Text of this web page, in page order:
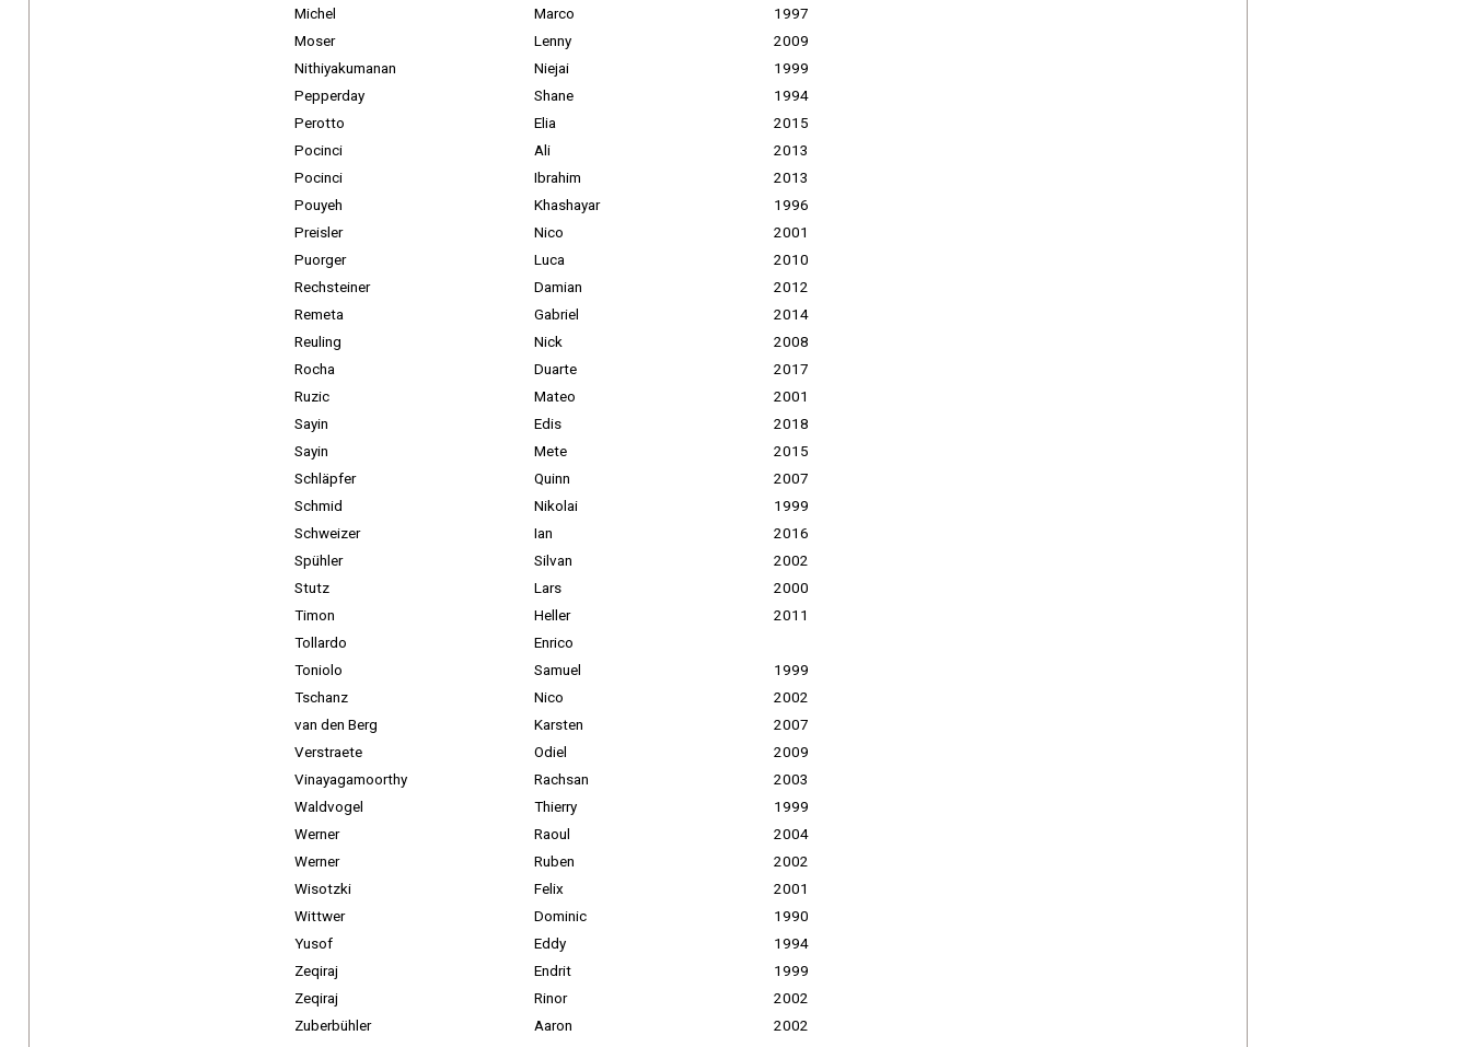
Michel
Marco
1997
Moser
Lenny
2009
Nithiyakumanan
Niejai
1999
Pepperday
Shane
1994
Perotto
Elia
2015
Pocinci
Ali
2013
Pocinci
Ibrahim
2013
Pouyeh
Khashayar
1996
Preisler
Nico
2001
Puorger
Luca
2010
Rechsteiner
Damian
2012
Remeta
Gabriel
2014
Reuling
Nick
2008
Rocha
Duarte
2017
Ruzic
Mateo
2001
Sayin
Edis
2018
Sayin
Mete
2015
Schläpfer
Quinn
2007
Schmid
Nikolai
1999
Schweizer
Ian
2016
Spühler
Silvan
2002
Stutz
Lars
2000
Timon
Heller
2011
Tollardo
Enrico
Toniolo
Samuel
1999
Tschanz
Nico
2002
van den Berg
Karsten
2007
Verstraete
Odiel
2009
Vinayagamoorthy
Rachsan
2003
Waldvogel
Thierry
1999
Werner
Raoul
2004
Werner
Ruben
2002
Wisotzki
Felix
2001
Wittwer
Dominic
1990
Yusof
Eddy
1994
Zeqiraj
Endrit
1999
Zeqiraj
Rinor
2002
Zuberbühler
Aaron
2002